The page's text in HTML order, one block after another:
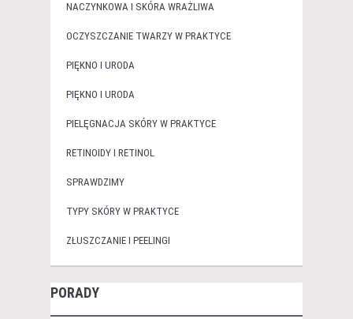
NACZYNKOWA I SKÓRA WRAŻLIWA
OCZYSZCZANIE TWARZY W PRAKTYCE
PIĘKNO I URODA
PIĘKNO I URODA
PIELĘGNACJA SKÓRY W PRAKTYCE
RETINOIDY I RETINOL
SPRAWDZIMY
TYPY SKÓRY W PRAKTYCE
ZŁUSZCZANIE I PEELINGI
PORADY